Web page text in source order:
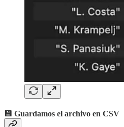
💾 Guardamos el archivo en CSV